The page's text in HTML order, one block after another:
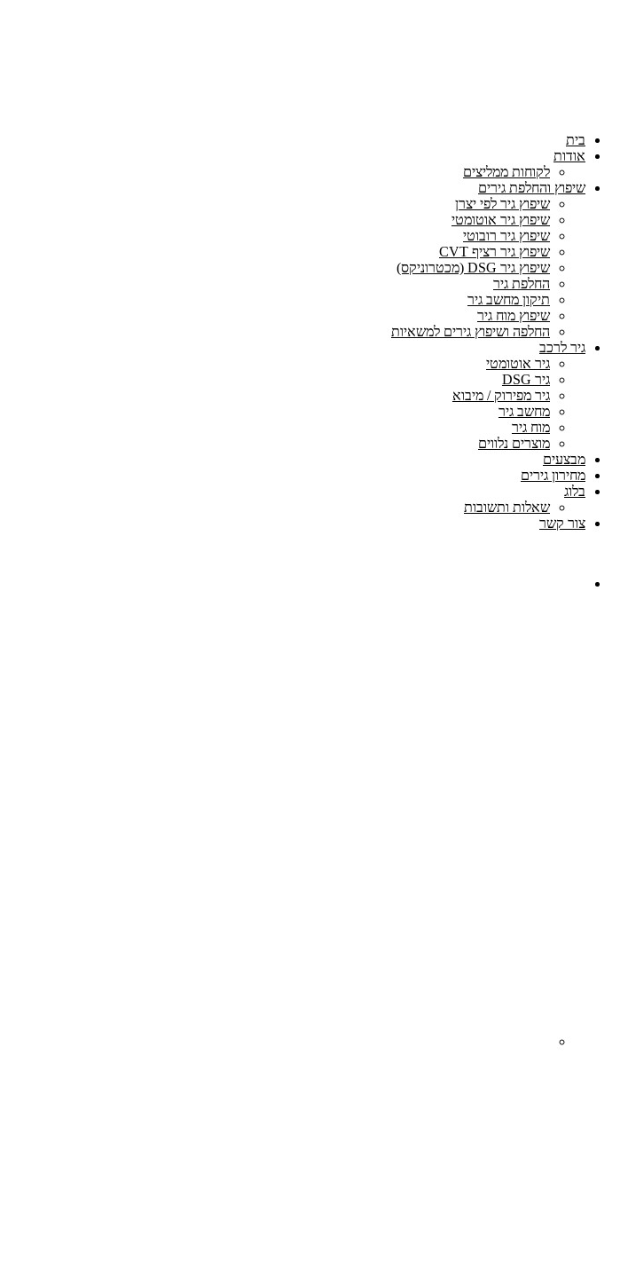
בית
אודות
לקוחות ממליצים
שיפוץ והחלפת גירים
שיפוץ גיר לפי יצרן
שיפוץ גיר אוטומטי
שיפוץ גיר רובוטי
שיפוץ גיר רציף CVT
שיפוץ גיר DSG (מכטרוניקס)
החלפת גיר
תיקון מחשב גיר
שיפוץ מוח גיר
החלפה ושיפוץ גירים למשאיות
גיר לרכב
גיר אוטומטי
גיר DSG
גיר מפירוק / מיבוא
מחשב גיר
מוח גיר
מוצרים נלווים
מבצעים
מחירון גירים
בלוג
שאלות ותשובות
צור קשר